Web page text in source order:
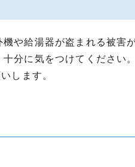
や給湯器が盗まれる被害
分に気をつけてください。
します。